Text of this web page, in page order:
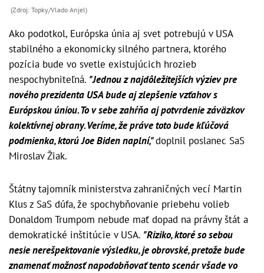
(Zdroj: Topky/Vlado Anjel)
Ako podotkol, Európska únia aj svet potrebujú v USA
stabilného a ekonomicky silného partnera, ktorého
pozícia bude vo svetle existujúcich hrozieb
nespochybniteľná. "Jednou z najdôležitejších výziev pre
nového prezidenta USA bude aj zlepšenie vzťahov s
Európskou úniou. To v sebe zahŕňa aj potvrdenie záväzkov
kolektívnej obrany. Veríme, že práve toto bude kľúčová
podmienka, ktorú Joe Biden naplní,"doplnil poslanec SaS
Miroslav Žiak.
Štátny tajomník ministerstva zahraničných vecí Martin
Klus z SaS dúfa, že spochybňovanie priebehu volieb
Donaldom Trumpom nebude mať dopad na právny štát a
demokratické inštitúcie v USA. "Riziko, ktoré so sebou
nesie nerešpektovanie výsledku, je obrovské, pretože bude
znamenať možnosť napodobňovať tento scenár všade vo